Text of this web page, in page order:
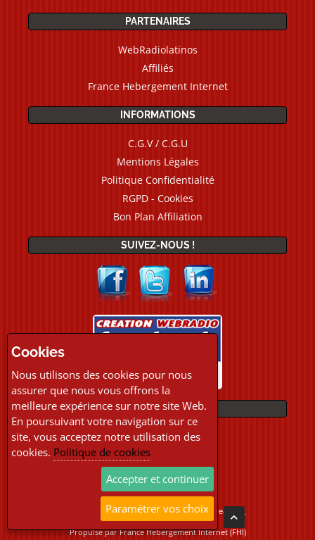
PARTENAIRES
WebRadiolatinos
Affiliés
France Hebergement Internet
INFORMATIONS
C.G.V / C.G.U
Mentions Légales
Politique Confidentialité
RGPD - Cookies
Bon Plan Affiliation
SUIVEZ-NOUS !
PAIEMENTS
Copyright © 2026 Location Webradio Streaming
Tous droits réservés
Propulsé parFrance Hebergement Internet (FHI)
Cookies
Nous utilisons des cookies pour nous
assurer que nous vous offrons la
meilleure expérience sur notre site Web.
En poursuivant votre navigation sur ce
site, vous acceptez notre utilisation des
cookies. Politique de cookies
Accepter et continuer
Paramétrer vos choix